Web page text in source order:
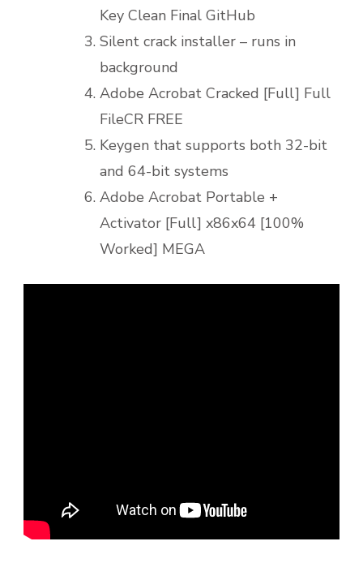
Key Clean Final GitHub
Silent crack installer – runs in
background
Adobe Acrobat Cracked [Full] Full
FileCR FREE
Keygen that supports both 32-bit
and 64-bit systems
Adobe Acrobat Portable +
Activator [Full] x86x64 [100%
Worked] MEGA